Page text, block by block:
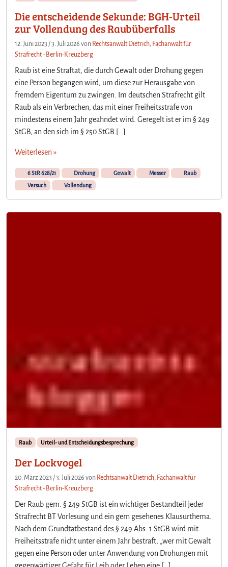
Die entscheidende Sekunde: BGH-Urteil
zur Vollendung des Raubüberfalls
12. Juni 2023 /3. Juli 2026 von Rechtsanwalt Dietrich, Fachanwalt für
Strafrecht - Berlin-Kreuzberg
Raub ist eine Straftat, die durch Gewalt oder Drohung gegen
eine Person begangen wird, um diese zur Herausgabe von
fremdem Eigentum zu zwingen. Im deutschen Strafrecht gilt
Raub als ein Verbrechen, das mit einer Freiheitsstrafe von
mindestens einem Jahr geahndet wird. Geregelt ist er im § 249
StGB, an den sich im § 250 StGB […]
Weiterlesen »
6 StR 628/21 Drohung Gewalt Messer
Raub
Versuch
Vollendung
Raub Urteil- und Entscheidungsbesprechung
Der Lockvogel
20. März 2023 /3. Juli 2026 von Rechtsanwalt Dietrich, Fachanwalt für
Strafrecht - Berlin-Kreuzberg
Der Raub gem. § 249 StGB ist ein wichtiger Bestandteil jeder
Strafrecht BT Vorlesung und ein gern gesehenes Klausurthema.
Nach dem Grundtatbestand des § 249 Abs. 1 StGB wird mit
Freiheitsstrafe nicht unter einem Jahr bestraft, „wer mit Gewalt
gegen eine Person oder unter Anwendung von Drohungen mit